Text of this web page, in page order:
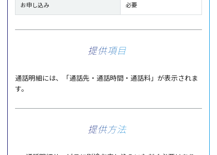
お申し込み 必要
提供項目
通話明細には、「通話先 ・ 通話時間 ・ 通話料 」が表示されま
す。
提供方法